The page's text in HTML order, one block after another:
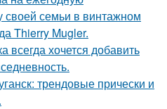
своей семьи в винтажном
Thierry Mugler.
всегда хочется добавить
трендовые прически и